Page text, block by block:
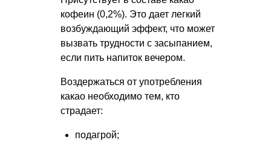
кофеин (0,2%). Это дает легкий
возбуждающий эффект, что может
вызвать трудности с засыпанием,
если пить напиток вечером.
Воздержаться от употребления
какао необходимо тем, кто
страдает:
подагрой;